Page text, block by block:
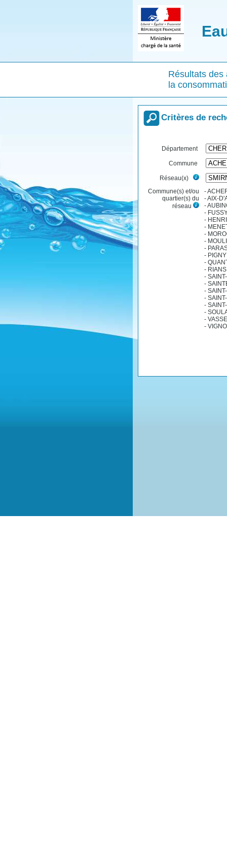
Résultats des
la
Critères de
Département
Commune
Réseau(x)
Commune(s) et/ou
quartier(s) du
réseau
-
- AIX-
-
-
-
-
-
-
-
- PIGNY
-
- RIANS
-
-
-
-
-
-
-
-